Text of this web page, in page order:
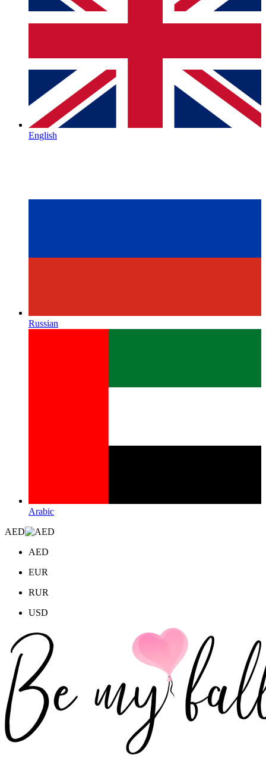
English
Russian
Arabic
AED
AED
EUR
RUR
USD